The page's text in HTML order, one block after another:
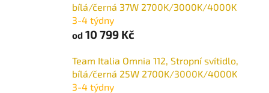
bílá/černá 37W 2700K/3000K/4000K
3-4 týdny
od 10 799 Kč
Team Italia Omnia 112, Stropní svítidlo,
bílá/černá 25W 2700K/3000K/4000K
3-4 týdny